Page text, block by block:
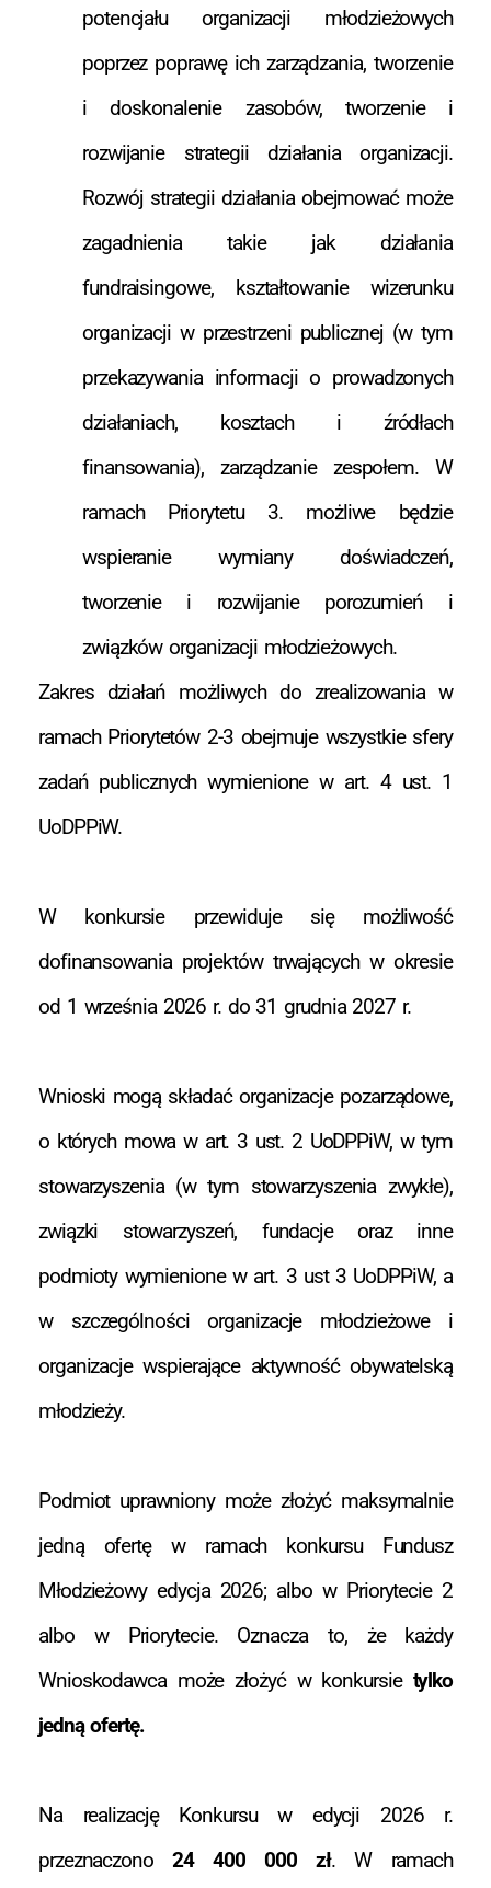
potencjału organizacji młodzieżowych
poprzez poprawę ich zarządzania, tworzenie
i doskonalenie zasobów, tworzenie i
rozwijanie strategii działania organizacji.
Rozwój strategii działania obejmować może
zagadnienia takie jak działania
fundraisingowe, kształtowanie wizerunku
organizacji w przestrzeni publicznej (w tym
przekazywania informacji o prowadzonych
działaniach, kosztach i źródłach
finansowania), zarządzanie zespołem. W
ramach Priorytetu 3. możliwe będzie
wspieranie wymiany doświadczeń,
tworzenie i rozwijanie porozumień i
związków organizacji młodzieżowych.
Zakres działań możliwych do zrealizowania w
ramach Priorytetów 2-3 obejmuje wszystkie sfery
zadań publicznych wymienione w art. 4 ust. 1
UoDPPiW.
W konkursie przewiduje się możliwość
dofinansowania projektów trwających w okresie
od 1 września 2026 r. do 31 grudnia 2027 r.
Wnioski mogą składać organizacje pozarządowe,
o których mowa w art. 3 ust. 2 UoDPPiW, w tym
stowarzyszenia (w tym stowarzyszenia zwykłe),
związki stowarzyszeń, fundacje oraz inne
podmioty wymienione w art. 3 ust 3 UoDPPiW, a
w szczególności organizacje młodzieżowe i
organizacje wspierające aktywność obywatelską
młodzieży.
Podmiot uprawniony może złożyć maksymalnie
jedną ofertę w ramach konkursu Fundusz
Młodzieżowy edycja 2026; albo w Priorytecie 2
albo w Priorytecie. Oznacza to, że każdy
Wnioskodawca może złożyć w konkursie tylko
jedną ofertę.
Na realizację Konkursu w edycji 2026 r.
przeznaczono24 400 000 zł. W ramach